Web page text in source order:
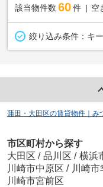
該当物件数 60件 空
絞り込み条件： キ
蒲田・大田区の賃貸物件｜み
市区町村から探す
大田区 / 品川区 / 横浜
川崎市中原区 / 川崎市
川崎市宮前区